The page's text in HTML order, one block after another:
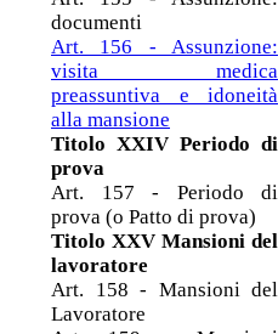
documenti
Art. 156 - Assunzione:
visita medica
preassuntiva e idoneità
alla mansione
Titolo XXIV Periodo di
prova
Art. 157 - Periodo di
prova (o Patto di prova)
Titolo XXV Mansioni del
lavoratore
Art. 158 - Mansioni del
Lavoratore